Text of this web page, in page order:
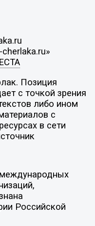
Позиция
с точкой зрения
либо ином
с
в сети
Российской